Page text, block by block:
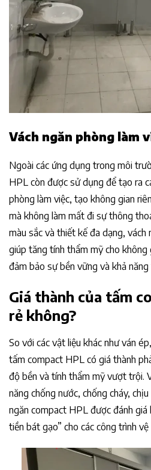
Vách ngăn phòng làm
Ngoài các ứng dụng trong môi
HPL còn được sử dụng để tạo ra
phòng làm việc, tạo không gian
mà không làm mất đi sự thông
màu sắc và thiết kế đa dạng,
giúp tăng tính thẩm mỹ cho không
đảm bảo sự bền vững và khả
Giá thành của tấm
rẻ không?
So với các vật liệu khác như ván
tấm compact HPL có giá thành
độ bền và tính thẩm mỹ vượt trội.
năng chống nước, chống cháy,
ngăn compact HPL được đánh giá
tiền bát gạo” cho các công trình